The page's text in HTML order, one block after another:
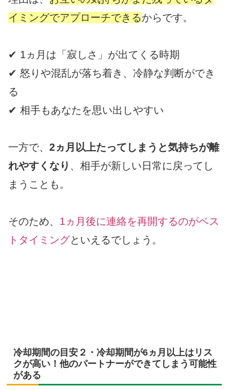
イミングでアプローチできるからです。
✔ 1ヵ月は「寂しさ」が出てくる時期
✔ 怒りや混乱が落ち着き、冷静な判断ができ
る
✔ 相手もあなたを思い出しやすい
一方で、 2ヵ月以上たってしまうと気持ちが離
れやすくなり 、相手が新しい日常に戻ってし
まうことも。
そのため、 1ヵ月後に連絡を再開するのがベス
トタイミングといえるでしょう。
冷却期間の目安２・冷却期間が6ヵ月以上はリス
クが高い！他のパートナーができてしまう可能性
がある